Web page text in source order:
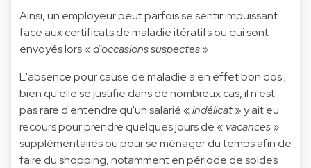
Ainsi, un employeur peut parfois se sentir impuissant
face aux certificats de maladie itératifs ou qui sont
envoyés lors «d'occasions suspectes».
L'absence pour cause de maladie a en effet bon dos ;
bien qu'elle se justifie dans de nombreux cas, il n'est
pas rare d'entendre qu'un salarié «indélicat» y ait eu
recours pour prendre quelques jours de « vacances»
supplémentaires ou pour se ménager du temps afin de
faire du shopping, notamment en période de soldes